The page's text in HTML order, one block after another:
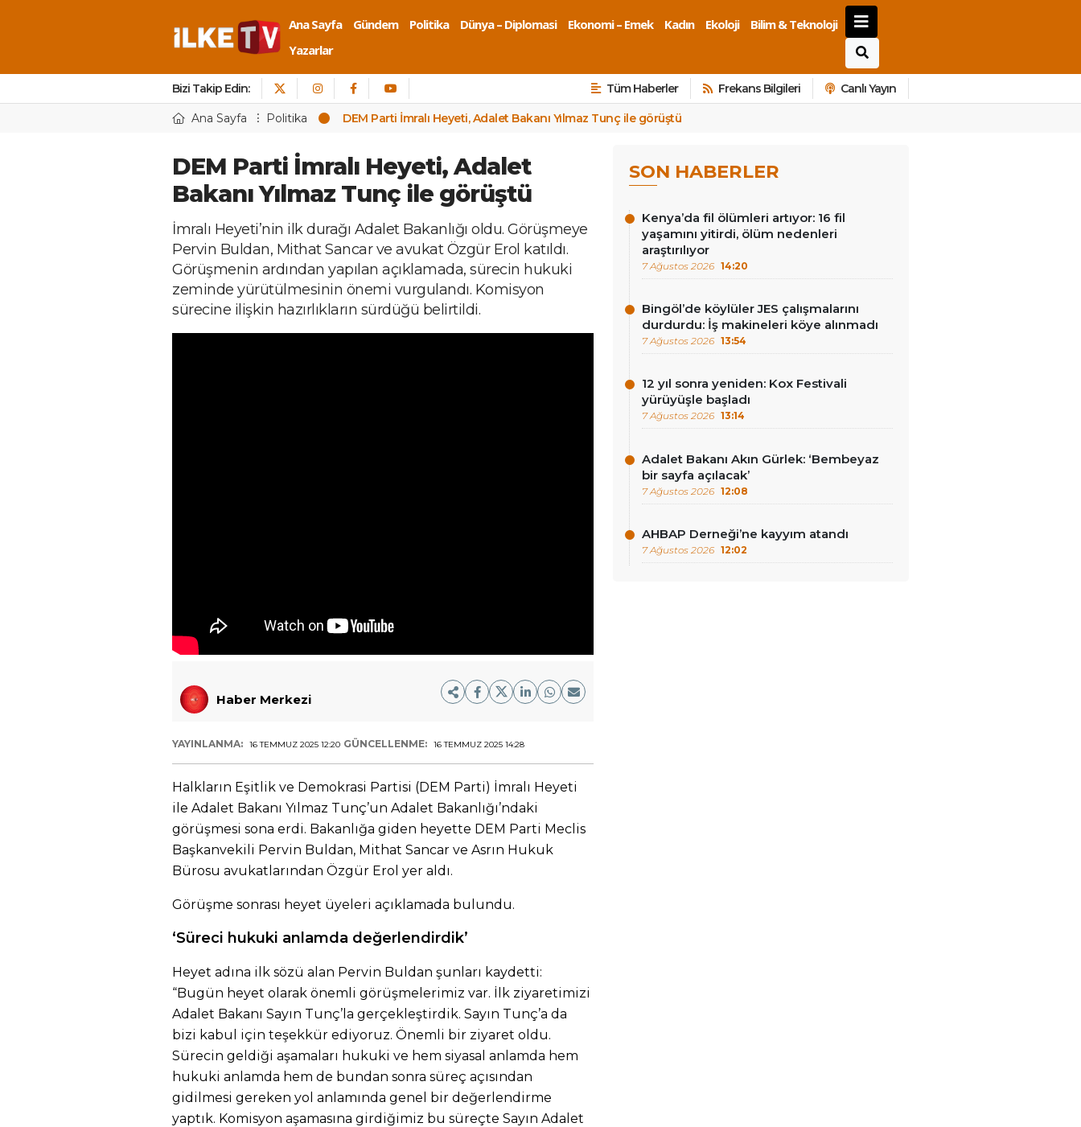
Ana Sayfa Gündem Politika Dünya – Diplomasi Ekonomi – Emek Kadın Ekoloji
Bilim & Teknoloji
Yazarlar
Bizi Takip Edin: Tüm Haberler Frekans Bilgileri Canlı Yayın
Ana Sayfa Politika DEM Parti İmralı Heyeti, Adalet Bakanı Yılmaz Tunç ile görüştü
DEM Parti İmralı Heyeti, Adalet
Bakanı Yılmaz Tunç ile görüştü
İmralı Heyeti’nin ilk durağı Adalet Bakanlığı oldu. Görüşmeye
Pervin Buldan, Mithat Sancar ve avukat Özgür Erol katıldı.
Görüşmenin ardından yapılan açıklamada, sürecin hukuki
zeminde yürütülmesinin önemi vurgulandı. Komisyon
sürecine ilişkin hazırlıkların sürdüğü belirtildi.
Haber Merkezi
YAYINLANMA: 16 TEMMUZ 2025 12:20 GÜNCELLENME: 16 TEMMUZ 2025 14:28
Halkların Eşitlik ve Demokrasi Partisi (DEM Parti) İmralı Heyeti
ile Adalet Bakanı Yılmaz Tunç’un Adalet Bakanlığı’ndaki
görüşmesi sona erdi. Bakanlığa giden heyette DEM Parti Meclis
Başkanvekili Pervin Buldan, Mithat Sancar ve Asrın Hukuk
Bürosu avukatlarından Özgür Erol yer aldı.
Görüşme sonrası heyet üyeleri açıklamada bulundu.
‘Süreci hukuki anlamda değerlendirdik’
Heyet adına ilk sözü alan Pervin Buldan şunları kaydetti:
“Bugün heyet olarak önemli görüşmelerimiz var. İlk ziyaretimizi
Adalet Bakanı Sayın Tunç’la gerçekleştirdik. Sayın Tunç’a da
bizi kabul için teşekkür ediyoruz. Önemli bir ziyaret oldu.
Sürecin geldiği aşamaları hukuki ve hem siyasal anlamda hem
hukuki anlamda hem de bundan sonra süreç açısından
gidilmesi gereken yol anlamında genel bir değerlendirme
yaptık. Komisyon aşamasına girdiğimiz bu süreçte Sayın Adalet
SON HABERLER
Kenya’da fil ölümleri artıyor: 16 fil
yaşamını yitirdi, ölüm nedenleri
araştırılıyor
7 Ağustos 2026 14:20
Bingöl’de köylüler JES çalışmalarını
durdurdu: İş makineleri köye alınmadı
7 Ağustos 2026 13:54
12 yıl sonra yeniden: Kox Festivali
yürüyüşle başladı
7 Ağustos 2026 13:14
Adalet Bakanı Akın Gürlek: ‘Bembeyaz
bir sayfa açılacak’
7 Ağustos 2026 12:08
AHBAP Derneği’ne kayyım atandı
7 Ağustos 2026 12:02